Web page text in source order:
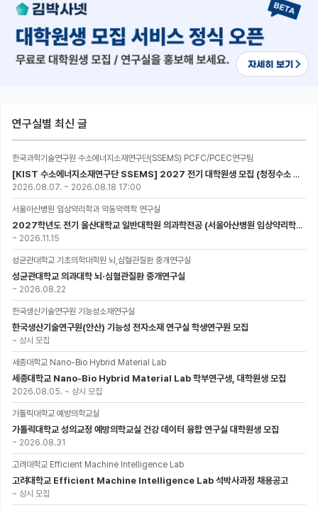
연구실별 최신 글
한국과학기술연구원 수소에너지소재연구단(SSEMS) PCFC/PCEC연구팀
[KIST 수소에너지소재연구단 SSEMS] 2027 전기 대학원생 모집 (청정수소 생산/활용을 위한 프로톤 세라믹 전지)
2026.08.07. ~ 2026.08.18 17:00
서울아산병원 임상약리학과 약동약력학 연구실
2027학년도 전기 울산대학교 일반대학원 의과학전공 (서울아산병원 임상약리학과 약동약력학 연구실) 대학원생 모집공고
~ 2026.11.15
성균관대학교 기초의학대학원 뇌,심혈관질환 중개연구실
성균관대학교 의과대학 뇌·심혈관질환 중개연구실
~ 2026.08.22
한국생산기술연구원 기능성소재연구실
한국생산기술연구원(안산) 기능성 전자소재 연구실 학생연구원 모집
~ 상시 모집
세종대학교 Nano-Bio Hybrid Material Lab
세종대학교 Nano-Bio Hybrid Material Lab 학부연구생, 대학원생 모집
2026.08.05. ~ 상시 모집
가톨릭대학교 예방의학교실
가톨릭대학교 성의교정 예방의학교실 건강 데이터 융합 연구실 대학원생 모집
~ 2026.08.31
고려대학교 Efficient Machine Intelligence Lab
고려대학교 Efficient Machine Intelligence Lab 석박사과정 채용공고
~ 상시 모집